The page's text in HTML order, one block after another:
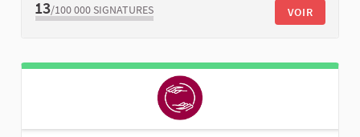
13/100 000 SIGNATURES VOIR